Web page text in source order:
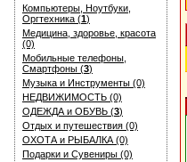
Компьютеры, Ноутбуки,
Оргтехника (1)
Медицина, здоровье, красота
(0)
Мобильные телефоны,
Смартфоны (3)
Музыка и Инструменты (0)
НЕДВИЖИМОСТЬ (0)
ОДЕЖДА и ОБУВЬ (3)
Отдых и путешествия (0)
ОХОТА и РЫБАЛКА (0)
Подарки и Сувениры (0)